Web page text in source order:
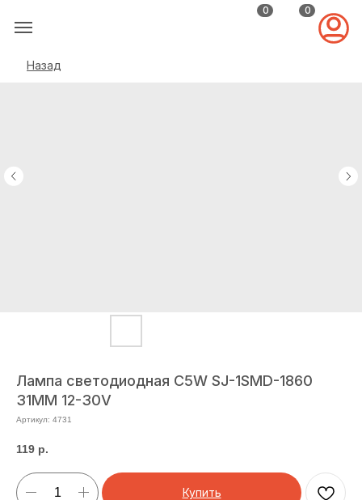
0 0
Назад
Лампа светодиодная C5W SJ-1SMD-1860
31MM 12-30V
Артикул: 4731
119 р.
Купить